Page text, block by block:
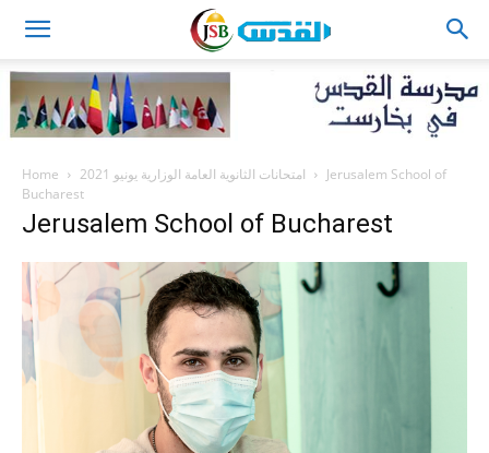
Home امتحانات الثانوية العامة الوزارية يونيو 2021
Jerusalem School of
Bucharest
Jerusalem School of Bucharest